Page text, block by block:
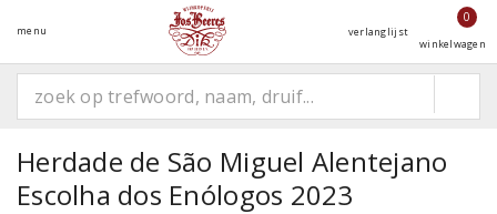
menu verlanglijst
0
winkelwagen
Herdade de São Miguel Alentejano
Escolha dos Enólogos 2023